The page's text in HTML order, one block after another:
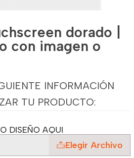
dorado |
con imagen o
INFORMACIÓN
TU PRODUCTO:
DISEÑO AQUI
Elegir Archivo